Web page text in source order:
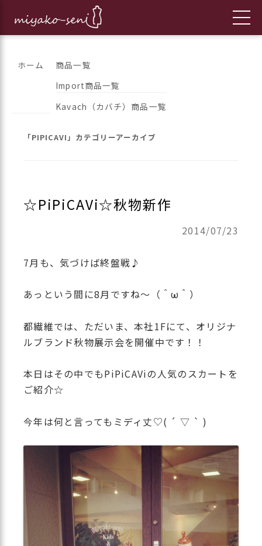
フランス、イタリア、アメリカ
のインポートファッションとオ
都繊維の日々のニュースをお伝えします
ホーム
商品一覧
Import商品一覧
Kavach（カバチ）商品一覧
「PIPICAVI」カテゴリーアーカイブ
☆PiPiCAVi☆秋物新作
2014/07/23
7月も、気づけば終盤戦♪
あっという間に8月ですね〜（＾ω＾）
都繊維では、ただいま、本社1Fにて、オリジナ
ルブランド秋物展示会を開催中です！！
本日はその中でもPiPiCAViの人気のスカートを
ご紹介☆
今年は何と言ってもミディ丈♡( ´ ▽ ` )